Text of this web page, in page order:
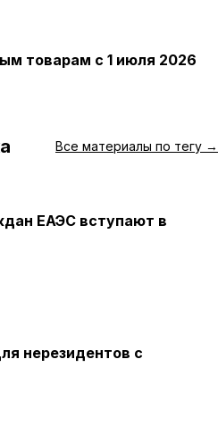
товарам с 1 июля 2026
Все материалы по тегу →
ЕАЭС вступают в
нерезидентов с